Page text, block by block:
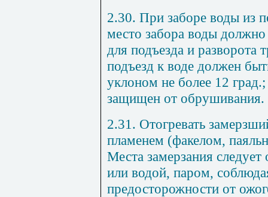
2.30. При заборе воды из
место забора воды
для подъезда и разворота
подъезд к воде должен
уклоном не более 12
защищен от обрушивания.
2.31. Отогревать
пламенем (факелом,
Места замерзания
или водой, паром,
предосторожности от